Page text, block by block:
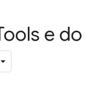
e do